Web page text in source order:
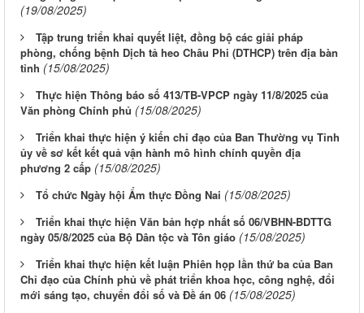
(19/08/2025)
Tập trung triển khai quyết liệt, đồng bộ các giải pháp
phòng, chống bệnh Dịch tả heo Châu Phi (DTHCP) trên địa bàn
tỉnh (15/08/2025)
Thực hiện Thông báo số 413/TB-VPCP ngày 11/8/2025 của
Văn phòng Chính phủ (15/08/2025)
Triển khai thực hiện ý kiến chỉ đạo của Ban Thường vụ Tỉnh
ủy về sơ kết kết quả vận hành mô hình chính quyền địa
phương 2 cấp (15/08/2025)
Tổ chức Ngày hội Ẩm thực Đồng Nai (15/08/2025)
Triển khai thực hiện Văn bản hợp nhất số 06/VBHN-BDTTG
ngày 05/8/2025 của Bộ Dân tộc và Tôn giáo (15/08/2025)
Triển khai thực hiện kết luận Phiên họp lần thứ ba của Ban
Chỉ đạo của Chính phủ về phát triển khoa học, công nghệ, đổi
mới sáng tạo, chuyển đổi số và Đề án 06 (15/08/2025)